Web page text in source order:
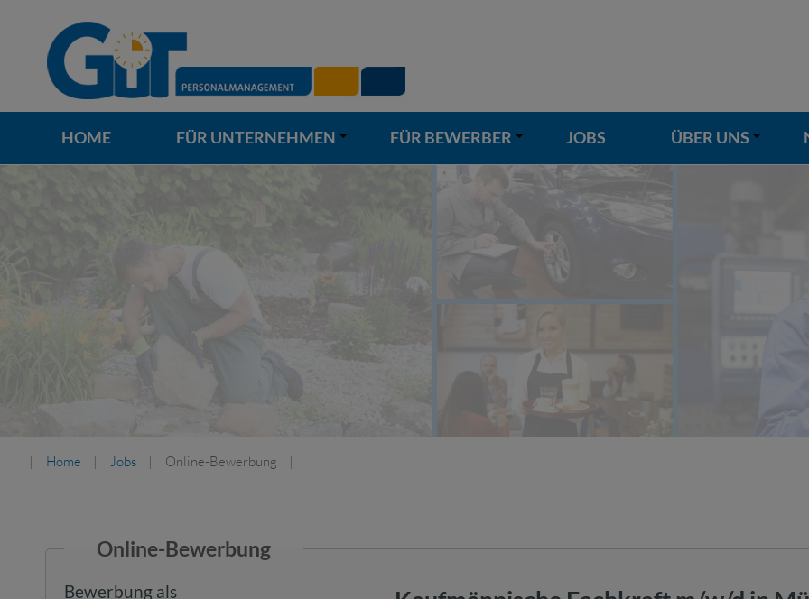
HOME FÜR UNTERNEHMEN FÜR BEWERBER JOBS ÜBER UNS
Home Jobs Online-Bewerbung
Online-Bewerbung
Bewerbung als